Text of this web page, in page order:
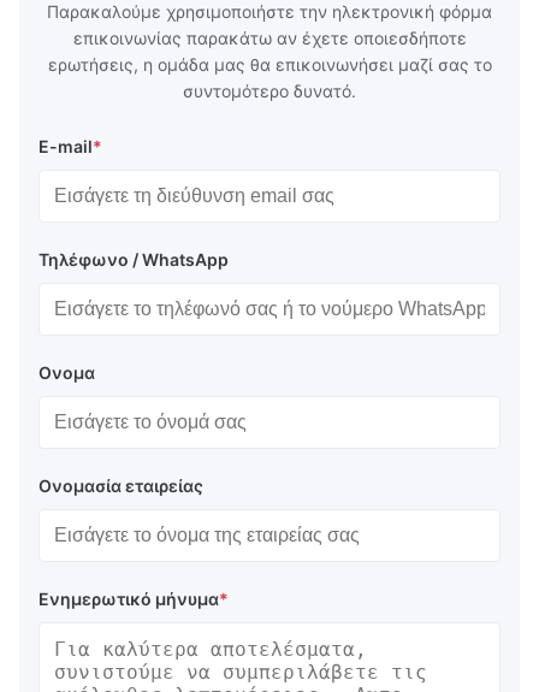
Παρακαλούμε χρησιμοποιήστε την ηλεκτρονική φόρμα
επικοινωνίας παρακάτω αν έχετε οποιεσδήποτε
ερωτήσεις, η ομάδα μας θα επικοινωνήσει μαζί σας το
συντομότερο δυνατό.
E-mail*
Τηλέφωνο / WhatsApp
Ονομα
Ονομασία εταιρείας
Ενημερωτικό μήνυμα*